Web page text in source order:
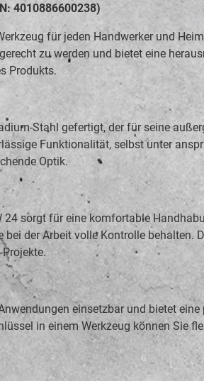
4010886600238)
für jeden Handwerker und
zu werden und bietet eine
Produkts.
Stahl gefertigt, der für seine
Funktionalität, selbst unter
Optik.
24 sorgt für eine komfortable
der Arbeit volle Kontrolle
einsetzbar und bietet
in einem Werkzeug können Sie